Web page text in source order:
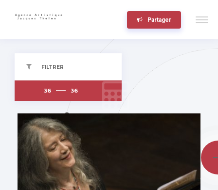
Partager
FILTRER
36 36